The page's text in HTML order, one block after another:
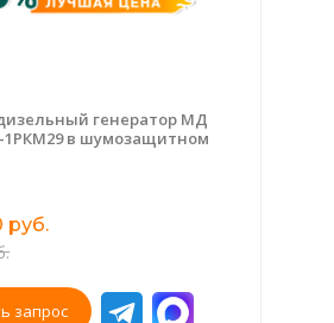
генератор МД
1РКМ29 в шумозащитном
руб.
запрос